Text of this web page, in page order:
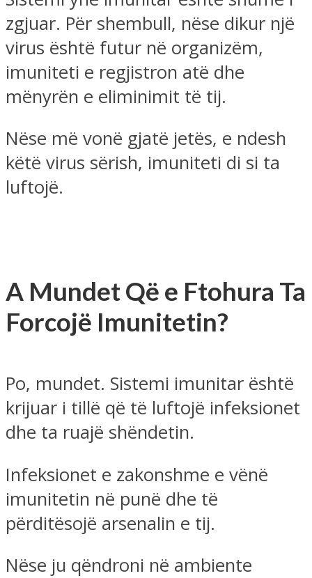
zgjuar. Për shembull, nëse dikur një
virus është futur në organizëm,
imuniteti e regjistron atë dhe
mënyrën e eliminimit të tij.
Nëse më vonë gjatë jetës, e ndesh
këtë virus sërish, imuniteti di si ta
luftojë.
A Mundet Që e Ftohura Ta
Forcojë Imunitetin?
Po, mundet. Sistemi imunitar është
krijuar i tillë që të luftojë infeksionet
dhe ta ruajë shëndetin.
Infeksionet e zakonshme e vënë
imunitetin në punë dhe të
përditësojë arsenalin e tij.
Nëse ju qëndroni në ambiente